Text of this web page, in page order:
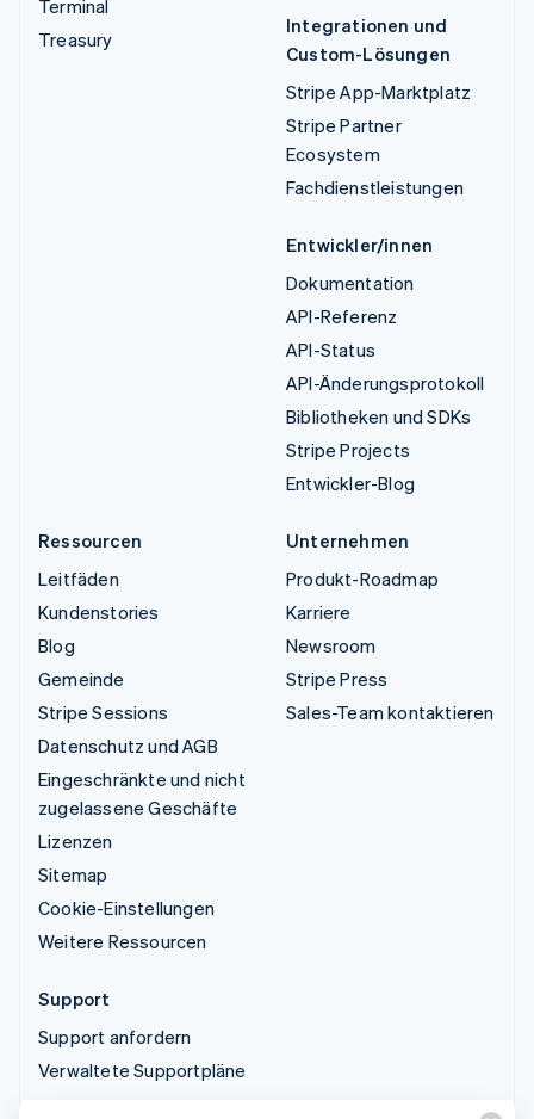
Terminal
Treasury
Integrationen und
Custom-Lösungen
Stripe App-Marktplatz
Stripe Partner
Ecosystem
Fachdienstleistungen
Entwickler/innen
Dokumentation
API-Referenz
API-Status
API-Änderungsprotokoll
Bibliotheken und SDKs
Stripe Projects
Entwickler-Blog
Ressourcen
Leitfäden
Kundenstories
Blog
Gemeinde
Stripe Sessions
Datenschutz und AGB
Eingeschränkte und nicht
zugelassene Geschäfte
Lizenzen
Sitemap
Cookie-Einstellungen
Weitere Ressourcen
Unternehmen
Produkt-Roadmap
Karriere
Newsroom
Stripe Press
Sales-Team kontaktieren
Support
Support anfordern
Verwaltete Supportpläne